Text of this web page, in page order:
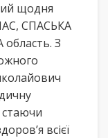
щодня
СПАСЬКА
З
стаючи
всієї